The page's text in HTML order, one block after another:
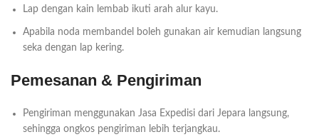
Lap dengan kain lembab ikuti arah alur kayu.
Apabila noda membandel boleh gunakan air kemudian langsung
seka dengan lap kering.
Pemesanan & Pengiriman
Pengiriman menggunakan Jasa Expedisi dari Jepara langsung,
sehingga ongkos pengiriman lebih terjangkau.